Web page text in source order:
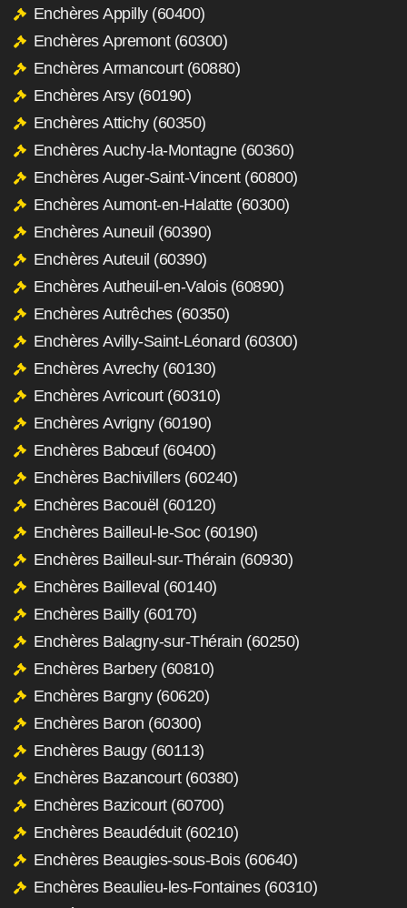
Enchères Appilly (60400)
Enchères Apremont (60300)
Enchères Armancourt (60880)
Enchères Arsy (60190)
Enchères Attichy (60350)
Enchères Auchy-la-Montagne (60360)
Enchères Auger-Saint-Vincent (60800)
Enchères Aumont-en-Halatte (60300)
Enchères Auneuil (60390)
Enchères Auteuil (60390)
Enchères Autheuil-en-Valois (60890)
Enchères Autrêches (60350)
Enchères Avilly-Saint-Léonard (60300)
Enchères Avrechy (60130)
Enchères Avricourt (60310)
Enchères Avrigny (60190)
Enchères Babœuf (60400)
Enchères Bachivillers (60240)
Enchères Bacouël (60120)
Enchères Bailleul-le-Soc (60190)
Enchères Bailleul-sur-Thérain (60930)
Enchères Bailleval (60140)
Enchères Bailly (60170)
Enchères Balagny-sur-Thérain (60250)
Enchères Barbery (60810)
Enchères Bargny (60620)
Enchères Baron (60300)
Enchères Baugy (60113)
Enchères Bazancourt (60380)
Enchères Bazicourt (60700)
Enchères Beaudéduit (60210)
Enchères Beaugies-sous-Bois (60640)
Enchères Beaulieu-les-Fontaines (60310)